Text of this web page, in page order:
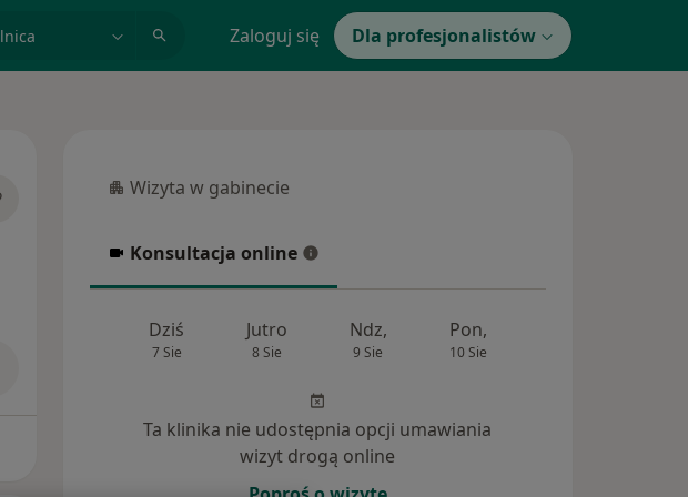
Zaloguj się Dla profesjonalistów
Wizyta w gabinecie
Wizyta w gabinecie
Konsultacja online
Konsultacja online
Dziś
7 Sie
Jutro
8 Sie
Ndz,
9 Sie
Pon,
10 Sie
Ta klinika nie udostępnia opcji umawiania
wizyt drogą online